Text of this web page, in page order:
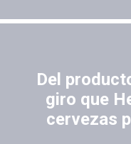
Del
giro que
cervezas